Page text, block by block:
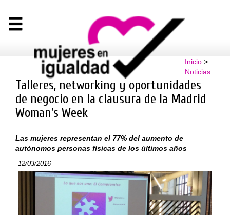
Inicio>
Noticias
Talleres, networking y oportunidades
de negocio en la clausura de la Madrid
Woman’s Week
Las mujeres representan el 77% del aumento de
autónomos personas físicas de los últimos años
12/03/2016